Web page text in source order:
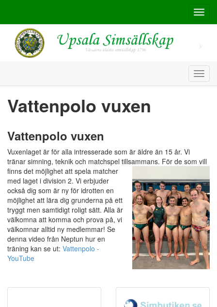
Vattenpolo vuxen
Vattenpolo vuxen
Vuxenlaget är för alla intresserade som är äldre än 15 år. Vi
tränar simning, teknik och matchspel tillsammans. För de som vill
finns det möjlighet att spela matcher
med laget i division 2. Vi erbjuder
också dig som är ny för idrotten en
möjlighet att lära dig grunderna på ett
tryggt men samtidigt roligt sätt. Alla är
välkomna att komma och prova på, vi
välkomnar alltid ny medlemmar! Se
denna video från Neptun hur en
träning kan se ut: Vattenpolo -
YouTube